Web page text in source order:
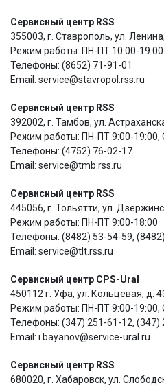
Сервисный центр RSS
355003, г. Ставрополь, ул.
Режим работы: ПН-ПТ 10:00-19:00
Телефоны: (8652) 71-91-01
Email: service@stavropol.rss.ru
Сервисный центр RSS
392002, г. Тамбов, ул.
Режим работы: ПН-ПТ 9:00-19:00,
Телефоны: (4752) 76-02-17
Email: service@tmb.rss.ru
Сервисный центр RSS
445056, г. Тольятти, ул.
Режим работы: ПН-ПТ 9:00-18:00
Телефоны: (8482) 53-54-59,
Email: service@tlt.rss.ru
Сервисный центр CPS-Ural
450112 г. Уфа, ул. Кольцевая, д.
Режим работы: ПН-ПТ 9:00-19:00,
Телефоны: (347) 251-61-12, (347)
Email: i.bayanov@service-ural.ru
Сервисный центр RSS
680020, г. Хабаровск, ул.